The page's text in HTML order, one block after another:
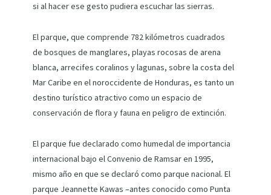
si al hacer ese gesto pudiera escuchar las sierras.
El parque, que comprende 782 kilómetros cuadrados
de bosques de manglares, playas rocosas de arena
blanca, arrecifes coralinos y lagunas, sobre la costa del
Mar Caribe en el noroccidente de Honduras, es tanto un
destino turístico atractivo como un espacio de
conservación de flora y fauna en peligro de extinción.
El parque fue declarado como humedal de importancia
internacional bajo el Convenio de Ramsar en 1995,
mismo año en que se declaró como parque nacional. El
parque Jeannette Kawas –antes conocido como Punta